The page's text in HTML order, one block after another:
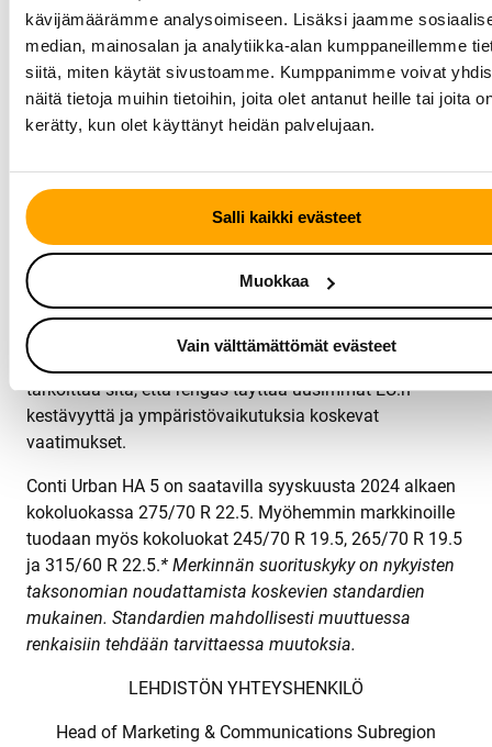
kävijämäärämme analysoimiseen. Lisäksi jaamme
median, mainosalan ja analytiikka-alan kumppaneillemme
siitä, miten käytät sivustoamme. Kumppanimme voivat
näitä tietoja muihin tietoihin, joita olet antanut heille tai joita
kerätty, kun olet käyttänyt heidän palvelujaan.
Salli kaikki evästeet
Muokkaa
Vain välttämättömät evästeet
Tarpeita varten kehitetty
Conti Urban HA 5 on kehitetty kalustopäälliköiltä ja
kaupunkiliikenteen harjoittajilta saadun suoran
”Heidän näkemyksissään korostuu useiden keskeisten
suorituskyvyn osa-alueiden ratkaiseva merkitys: suuri
ajokilometrimäärä, alhainen vierintävastus ja
edistykselliset digitaaliset valvontaominaisuudet”, Kaiser
sanoo.
Conti Urban HA 5:n rengasmerkinnän suorituskyky on
tällä hetkellä EU-taksonomian mukainen*. Tämä
tarkoittaa sitä, että rengas täyttää uusimmat EU:n
kestävyyttä ja ympäristövaikutuksia koskevat
vaatimukset.
Conti Urban HA 5 on saatavilla syyskuusta 2024 alkaen
kokoluokassa 275/70 R 22.5. Myöhemmin markkinoille
tuodaan myös kokoluokat 245/70 R 19.5, 265/70 R 19.5
ja 315/60 R 22.5.* Merkinnän suorituskyky on nykyisten
taksonomian noudattamista koskevien standardien
mukainen. Standardien mahdollisesti muuttuessa
renkaisiin tehdään tarvittaessa muutoksia.
LEHDISTÖN YHTEYSHENKILÖ
Head of Marketing & Communications Subregion